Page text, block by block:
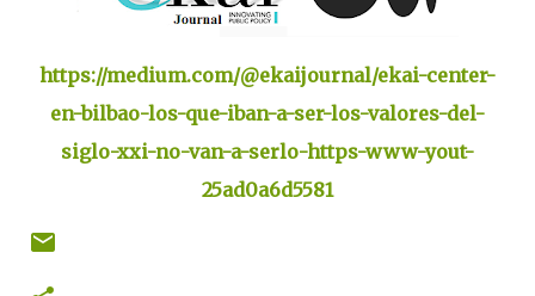
https://medium.com/@ekaijournal/ekai-center-
en-bilbao-los-que-iban-a-ser-los-valores-del-
siglo-xxi-no-van-a-serlo-https-www-yout-
25ad0a6d5581